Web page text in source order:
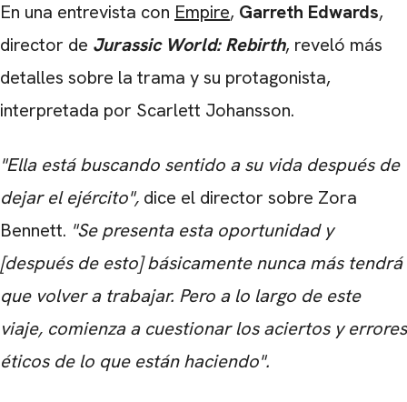
En una entrevista con Empire, Garreth Edwards,
director de Jurassic World: Rebirth, reveló más
detalles sobre la trama y su protagonista,
interpretada por Scarlett Johansson.
"Ella está buscando sentido a su vida después de
dejar el ejército", dice el director sobre Zora
Bennett. "Se presenta esta oportunidad y
[después de esto] básicamente nunca más tendrá
que volver a trabajar. Pero a lo largo de este
viaje, comienza a cuestionar los aciertos y errores
éticos de lo que están haciendo".